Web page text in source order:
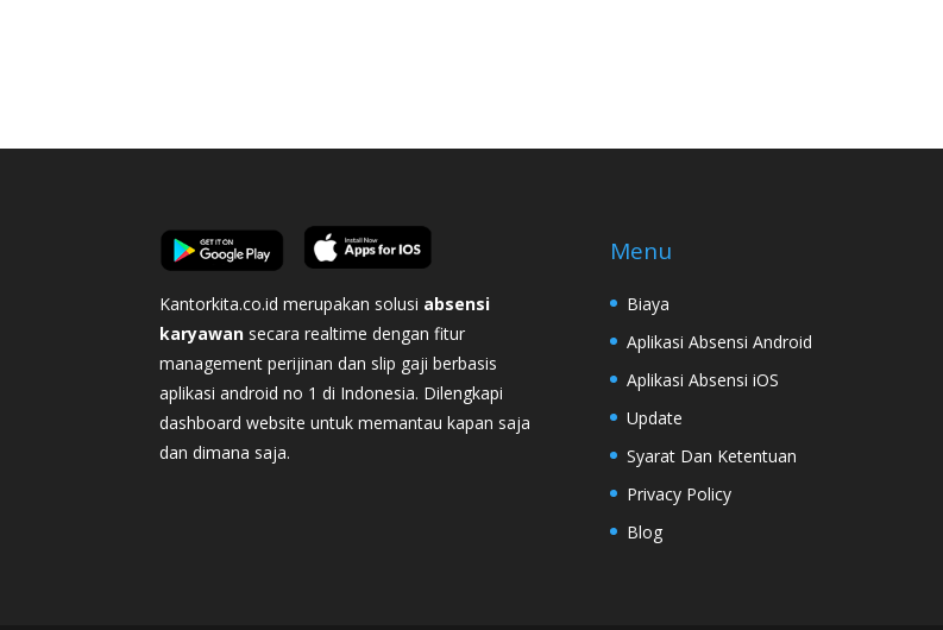
Kantorkita.co.id merupakan solusi absensi
karyawan secara realtime dengan fitur
management perijinan dan slip gaji berbasis
aplikasi android no 1 di Indonesia. Dilengkapi
dashboard website untuk memantau kapan saja
dan dimana saja.
Menu
Biaya
Aplikasi Absensi Android
Aplikasi Absensi iOS
Update
Syarat Dan Ketentuan
Privacy Policy
Blog